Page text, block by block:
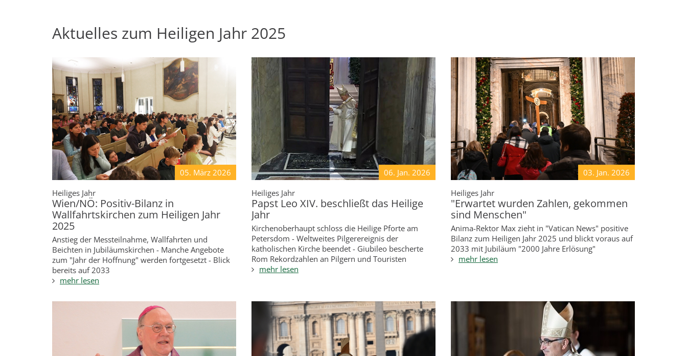
Aktuelles zum Heiligen Jahr 2025
05. März 2026
Heiliges Jahr
Wien/NÖ: Positiv-Bilanz in
Wallfahrtskirchen zum Heiligen Jahr
2025
Anstieg der Messteilnahme, Wallfahrten und
Beichten in Jubiläumskirchen - Manche Angebote
zum "Jahr der Hoffnung" werden fortgesetzt - Blick
bereits auf 2033
mehr lesen
06. Jan. 2026
Heiliges Jahr
Papst Leo XIV. beschließt das Heilige
Jahr
Kirchenoberhaupt schloss die Heilige Pforte am
Petersdom - Weltweites Pilgerereignis der
katholischen Kirche beendet - Giubileo bescherte
Rom Rekordzahlen an Pilgern und Touristen
mehr lesen
03. Jan. 2026
Heiliges Jahr
"Erwartet wurden Zahlen, gekommen
sind Menschen"
Anima-Rektor Max zieht in "Vatican News" positive
Bilanz zum Heiligen Jahr 2025 und blickt voraus auf
2033 mit Jubiläum "2000 Jahre Erlösung"
mehr lesen